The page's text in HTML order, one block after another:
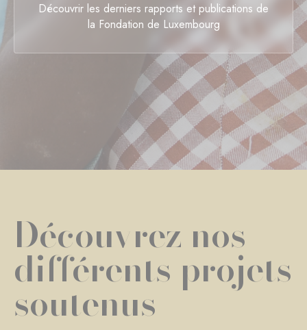
Découvrir les derniers rapports et publications de
la Fondation de Luxembourg
Découvrez nos
différents projets
soutenus